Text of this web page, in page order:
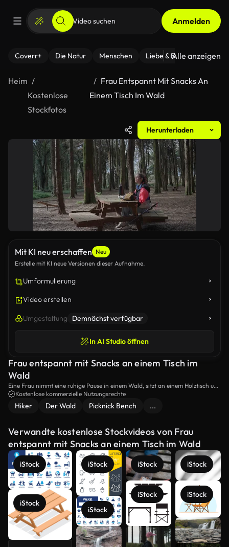
Anmelden
Coverr+ Die Natur Menschen Liebe & Beziehungen
Alle anzeigen
Heim
Kostenlose
Stockfotos
Frau Entspannt Mit Snacks An
Einem Tisch Im Wald
Herunterladen
Mit KI neu erschaffen Neu
Erstelle mit KI neue Versionen dieser Aufnahme.
Umformulierung
Video erstellen
Umgestaltung Demnächst verfügbar
In AI Studio öffnen
Frau entspannt mit Snacks an einem Tisch im
Wald
Eine Frau nimmt eine ruhige Pause in einem Wald, sitzt an einem Holztisch und
genießt eine Tasche Snacks. Umgeben von Bäumen und natürlicher
Schönheit, genießt sie den friedlichen Moment.
Kostenlose kommerzielle Nutzungsrechte
Hiker Der Wald Picknick Bench ...
Verwandte kostenlose Stockvideos von Frau
entspannt mit Snacks an einem Tisch im Wald
iStock
iStock
iStock
iStock
iStock
iStock
iStock
iStock
Mehr
anzeigen